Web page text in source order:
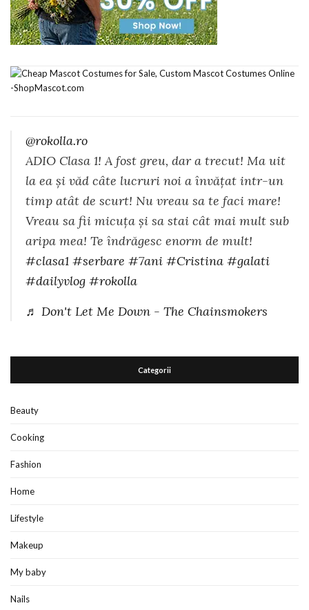
@rokolla.ro
ADIO Clasa 1! A fost greu, dar a trecut! Ma uit
la ea și văd câte lucruri noi a învățat intr-un
timp atât de scurt! Nu vreau sa te faci mare!
Vreau sa fii micuța și sa stai cât mai mult sub
aripa mea! Te îndrăgesc enorm de mult!
#clasa1 #serbare #7ani #Cristina #galati
#dailyvlog #rokolla
♬ Don't Let Me Down - The Chainsmokers
Categorii
Beauty
Cooking
Fashion
Home
Lifestyle
Makeup
My baby
Nails